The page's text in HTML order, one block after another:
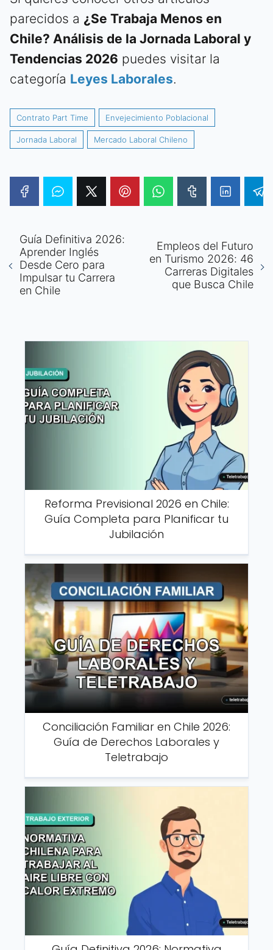
parecidos a ¿Se Trabaja Menos en
Chile? Análisis de la Jornada Laboral y
Tendencias 2026 puedes visitar la
categoría Leyes Laborales.
Contrato Part Time Envejecimiento Poblacional
Jornada Laboral Mercado Laboral Chileno
Guía Definitiva 2026:
Aprender Inglés
Desde Cero para
Impulsar tu Carrera
en Chile
Empleos del Futuro
en Turismo 2026: 46
Carreras Digitales
que Busca Chile
Reforma Previsional 2026 en Chile:
Guía Completa para Planificar tu
Jubilación
Conciliación Familiar en Chile 2026:
Guía de Derechos Laborales y
Teletrabajo